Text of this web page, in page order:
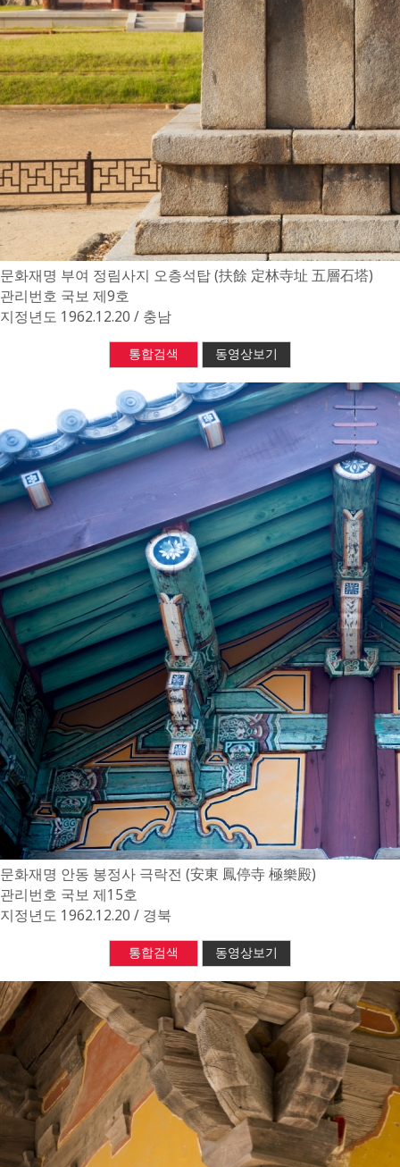
문화재명 부여 정림사지 오층석탑 (扶餘 定林寺址 五層石塔)
관리번호 국보 제9호
지정년도 1962.12.20 / 충남
통합검색 동영상보기
문화재명 안동 봉정사 극락전 (安東 鳳停寺 極樂殿)
관리번호 국보 제15호
지정년도 1962.12.20 / 경북
통합검색 동영상보기